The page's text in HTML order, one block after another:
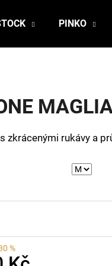
PINKO
zkrácenými rukávy a
%